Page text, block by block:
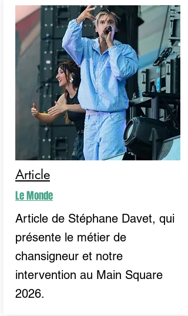
Article
Le Monde
Article de Stéphane Davet, qui
présente le métier de
chansigneur et notre
intervention au Main Square
2026.